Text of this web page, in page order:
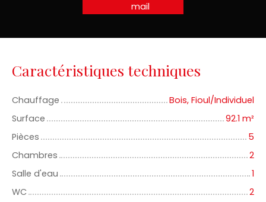
mail
Caractéristiques techniques
Chauffage
Bois, Fioul/Individuel
Surface
92.1 m²
Pièces
5
Chambres
2
Salle d'eau
1
WC
2